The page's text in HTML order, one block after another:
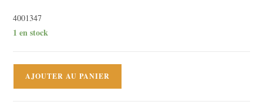
18,00 €.
4001347
1 en stock
AJOUTER AU PANIER